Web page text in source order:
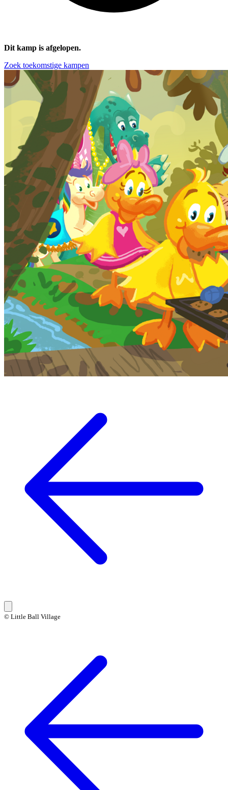
Dit kamp is afgelopen.
Zoek toekomstige kampen
© Little Ball Village